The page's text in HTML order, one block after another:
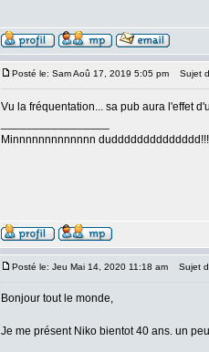
Posté le: Sam Aoû 17, 2019 5:05 pm Sujet
Vu la fréquentation... sa pub aura l'effet
Minnnnnnnnnnnnn
Posté le: Jeu Mai 14, 2020 11:18 am Sujet
Bonjour tout le monde,
Je me présent Niko bientot 40 ans. un